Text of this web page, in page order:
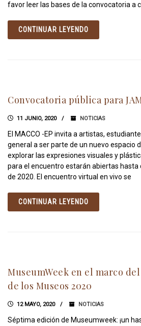
favor leer las bases de la convocatoria a
CONTINUAR LEYENDO
Convocatoria pública para
11 JUNIO, 2020 NOTICIAS
El MACCO -EP invita a artistas,
general a ser parte de un nuevo espacio
explorar las expresiones visuales y
para el encuentro estarán abiertas hasta
de 2020. El encuentro virtual en vivo se
CONTINUAR LEYENDO
MuseumWeek en el marco
de los Museos 2020
12 MAYO, 2020 NOTICIAS
Séptima edición de Museumweek: ¡un